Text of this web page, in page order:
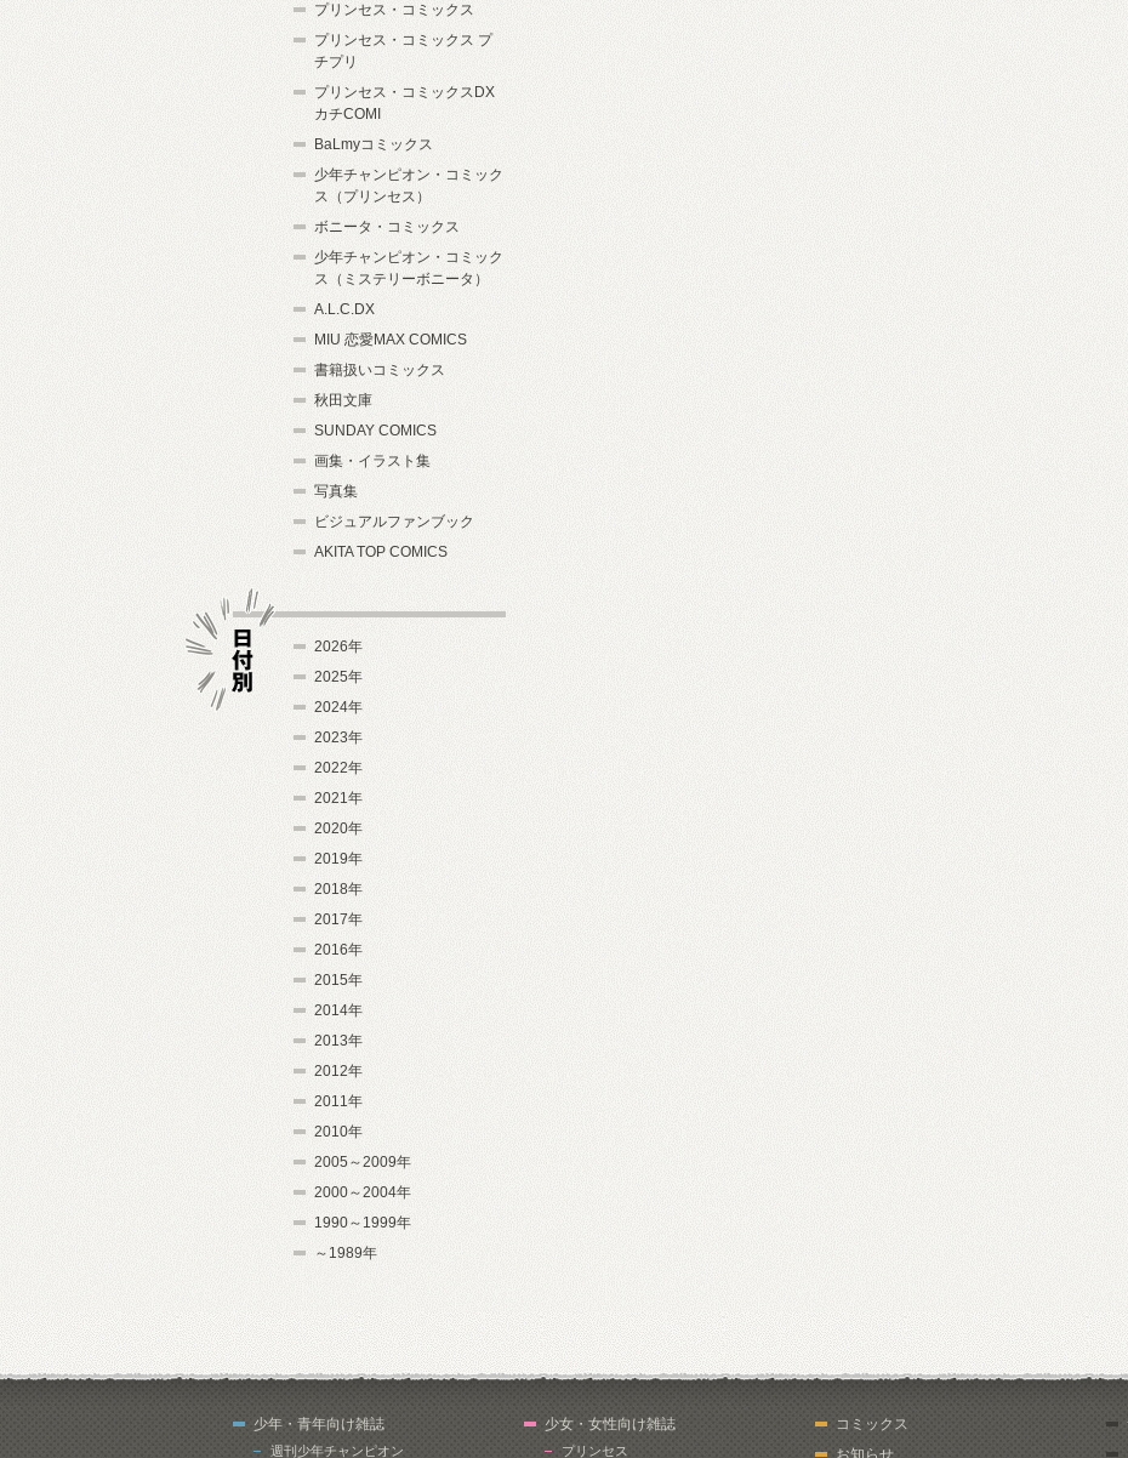
プリンセス・コミックス
プリンセス・コミックス プ
チプリ
プリンセス・コミックスDX
カチCOMI
BaLmyコミックス
少年チャンピオン・コミック
ス（プリンセス）
ボニータ・コミックス
少年チャンピオン・コミック
ス（ミステリーボニータ）
A.L.C.DX
MIU 恋愛MAX COMICS
書籍扱いコミックス
秋田文庫
SUNDAY COMICS
画集・イラスト集
写真集
ビジュアルファンブック
AKITA TOP COMICS
2026年
2025年
2024年
2023年
2022年
2021年
2020年
2019年
2018年
2017年
2016年
2015年
2014年
2013年
2012年
2011年
2010年
2005～2009年
2000～2004年
1990～1999年
～1989年
少年・青年向け雑誌
週刊少年チャンピオン
少女・女性向け雑誌
プリンセス
コミックス
お知らせ